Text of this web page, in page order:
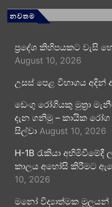
නවතම
ප්‍රදේශ කිහිපයකට වැසි
August 10, 2026
උසස් පෙළ විභාගය අදින්
ඩෙංගු රෝගියකු ⁣මුත්‍රා
දැන ගනිමු – කායික
සිල්වා August 10, 2026
H-1B රැකියා
කාලය අහෝසි කිරීමට
10, 2026
මනෝ විද්‍යාත්මක මූලයන්